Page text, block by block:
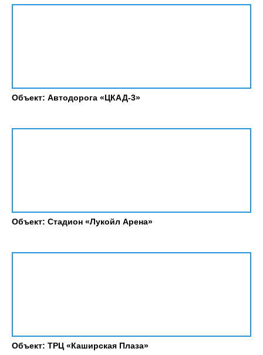
Объект: Автодорога «ЦКАД-3»
Объект: Стадион «Лукойл Арена»
Объект: ТРЦ «Каширская Плаза»